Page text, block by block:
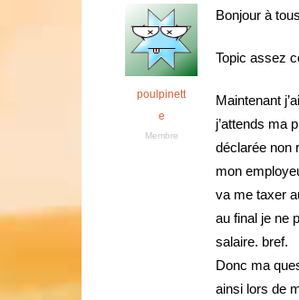
poulpinett
e
Membre
Bonjour à
Topic assez
Maintenant
j’attends ma
déclarée non
mon
va me taxer
au final je ne
salaire. bref.
Donc ma
ainsi lors de